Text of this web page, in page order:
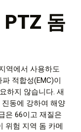
돔
역에서 사용하도
적합성(EMC)이
하지 않습니다. 새
동에 강하여 해양
은 66이고 재질은
위험 지역 돔 카메